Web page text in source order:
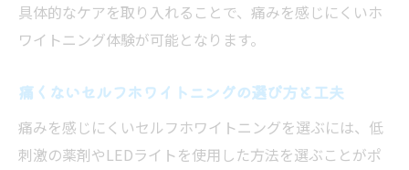
具体的なケアを取り入れることで、痛みを感じにくいホ
ワイトニング体験が可能となります。
痛くないセルフホワイトニングの選び方と工夫
痛みを感じにくいセルフホワイトニングを選ぶには、低
刺激の薬剤やLEDライトを使用した方法を選ぶことがポ